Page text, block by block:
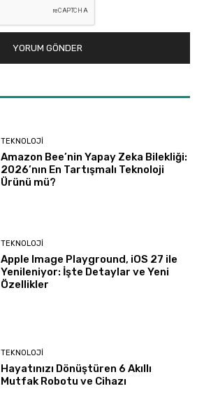
TEKNOLOJI
Amazon Bee’nin Yapay Zeka Bilekliği:
2026’nın En Tartışmalı Teknoloji
Ürünü mü?
TEKNOLOJI
Apple Image Playground, iOS 27 ile
Yenileniyor: İşte Detaylar ve Yeni
Özellikler
TEKNOLOJI
Hayatınızı Dönüştüren 6 Akıllı
Mutfak Robotu ve Cihazı